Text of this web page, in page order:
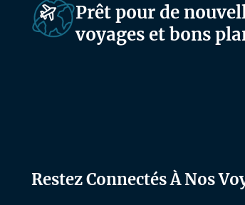
Prêt pour de
voyages et bons
Restez Connectés À Nos